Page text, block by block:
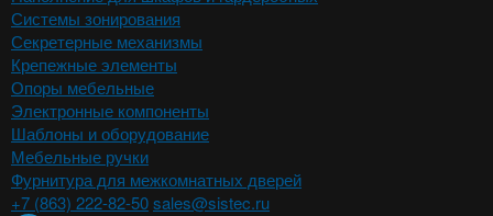
Системы зонирования
Секретерные механизмы
Крепежные элементы
Опоры мебельные
Электронные компоненты
Шаблоны и оборудование
Мебельные ручки
Фурнитура для межкомнатных дверей
+7 (863) 222-82-50sales@sistec.ru